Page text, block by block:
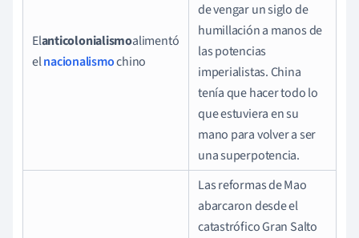
Elanticolonialismoalimentó
elnacionalismochino
de vengar un siglo de
humillación a manos de
las potencias
imperialistas. China
tenía que hacer todo lo
que estuviera en su
mano para volver a ser
una superpotencia.
Las reformas de Mao
abarcaron desde el
catastrófico Gran Salto